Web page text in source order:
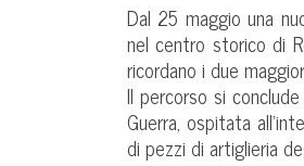
Dal 25 maggio una
nel centro storico di
ricordano i due
Il percorso si
Guerra, ospitata
di pezzi di artiglieria